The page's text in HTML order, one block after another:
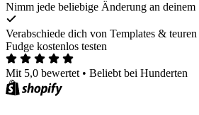
Nimm jede beliebige Änderung an deinem
Verabschiede dich von Templates &
Fudge kostenlos testen
Mit 5,0 bewertet • Beliebt bei Hunderten